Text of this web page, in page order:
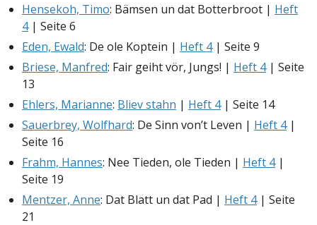
Hensekoh, Timo: Bämsen un dat Botterbroot | Heft
4| Seite 6
Eden, Ewald: De ole Koptein | Heft 4| Seite 9
Briese, Manfred: Fair geiht vör, Jungs! | Heft 4| Seite
13
Ehlers, Marianne: Bliev stahn | Heft 4| Seite 14
Sauerbrey, Wolfhard: De Sinn von’t Leven | Heft 4|
Seite 16
Frahm, Hannes: Nee Tieden, ole Tieden | Heft 4|
Seite 19
Mentzer, Anne: Dat Blatt un dat Pad | Heft 4| Seite
21